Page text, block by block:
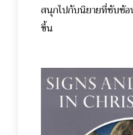
สนุกไปกับนิยายที่ซับซ้อ
ขึ้น